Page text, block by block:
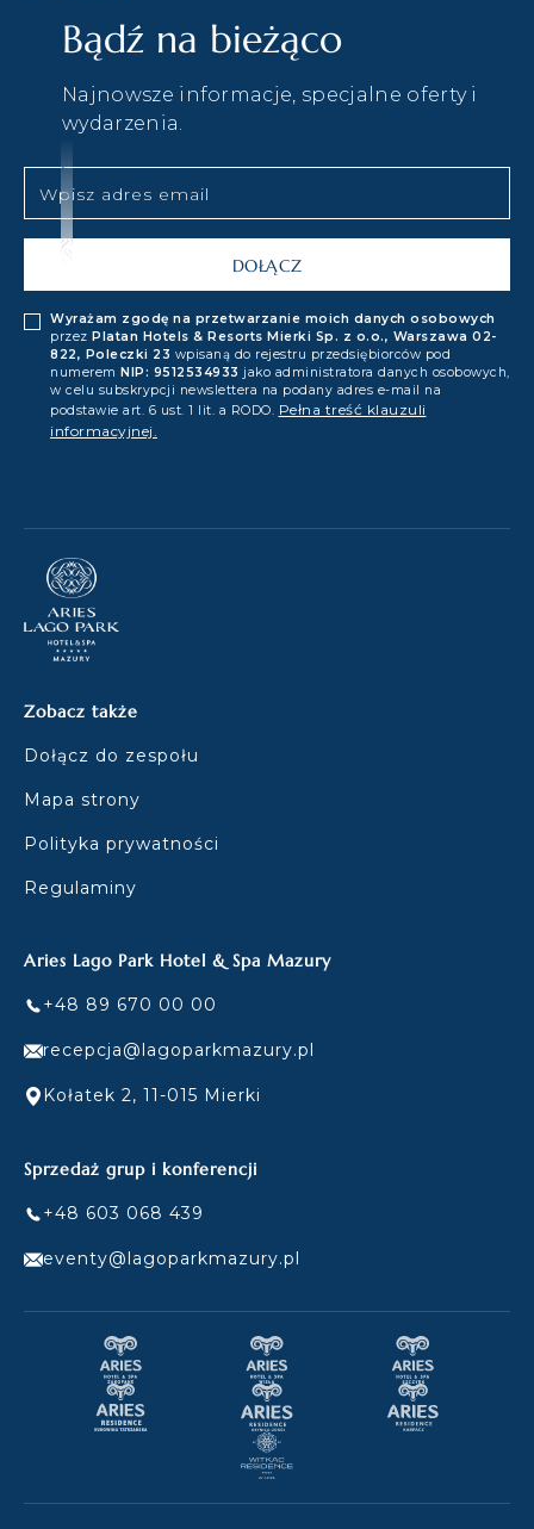
Bądź na bieżąco
Najnowsze informacje, specjalne oferty i
wydarzenia.
Wyrażam zgodę na przetwarzanie moich danych osobowych
przez Platan Hotels & Resorts Mierki Sp. z o.o., Warszawa 02-
822, Poleczki 23 wpisaną do rejestru przedsiębiorców pod
numerem NIP: 9512534933 jako administratora danych osobowych,
w celu subskrypcji newslettera na podany adres e-mail na
podstawie art. 6 ust. 1 lit. a RODO. Pełna treść klauzuli
informacyjnej.
Zobacz także
Dołącz do zespołu
Mapa strony
Polityka prywatności
Regulaminy
Aries Lago Park Hotel & Spa Mazury
+48 89 670 00 00
recepcja@lagoparkmazury.pl
Kołatek 2, 11-015 Mierki
Sprzedaż grup i konferencji
+48 603 068 439
eventy@lagoparkmazury.pl